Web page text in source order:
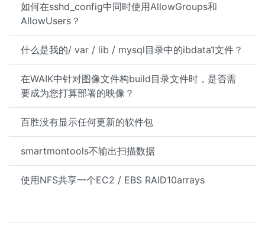
如何在sshd_config中同时使用AllowGroups和
AllowUsers？
什么是我的/ var / lib / mysql目录中的ibdata1文件？
在WAIK中针对图像文件构build目录文件时，是否需
要成为您打算部署的映像？
百胜没有显示任何更新的软件包
smartmontools不输出扫描数据
使用NFS共享一个EC2 / EBS RAID10arrays